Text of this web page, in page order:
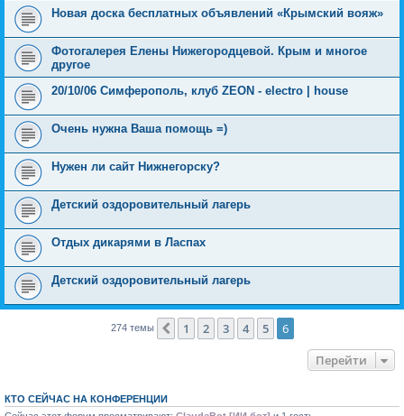
Новая доска бесплатных объявлений «Крымский вояж»
Фотогалерея Елены Нижегородцевой. Крым и многое
другое
20/10/06 Симферополь, клуб ZEON - electro | house
Очень нужна Ваша помощь =)
Нужен ли сайт Нижнегорску?
Детский оздоровительный лагерь
Отдых дикарями в Ласпах
Детский оздоровительный лагерь
274 темы Пред.
1 2 3 4 5
6
Перейти
КТО СЕЙЧАС НА КОНФЕРЕНЦИИ